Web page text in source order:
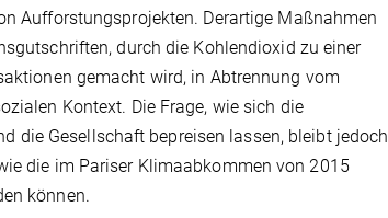
Aufforstungsprojekten. Derartige Maßnahmen
durch die Kohlendioxid zu einer
gemacht wird, in Abtrennung vom
Kontext. Die Frage, wie sich die
die Gesellschaft bepreisen lassen, bleibt jedoch
die im Pariser Klimaabkommen von 2015
können.